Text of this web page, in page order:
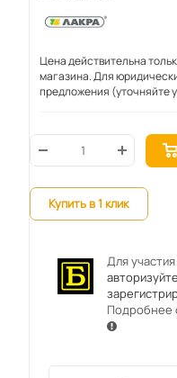
Цена действительна
магазина. Для
предложения (уточняйте
Купить в 1 клик
Для
Подробнее